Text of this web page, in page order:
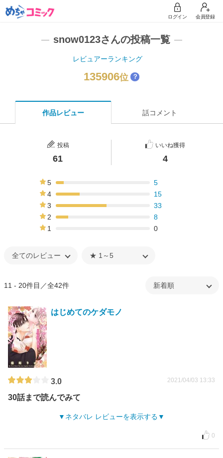
ログイン 会員登録
snow0123さんの投稿一覧
レビュアーランキング
135906位 ？
作品レビュー 話コメント
投稿
61
いいね獲得
4
5
5
4
15
3
33
2
8
1
0
11 - 20件目／全42件
はじめてのケダモノ
3.0 2021/04/03 13:33
30話まで読んでみて
ネタバレ レビューを表示する
0